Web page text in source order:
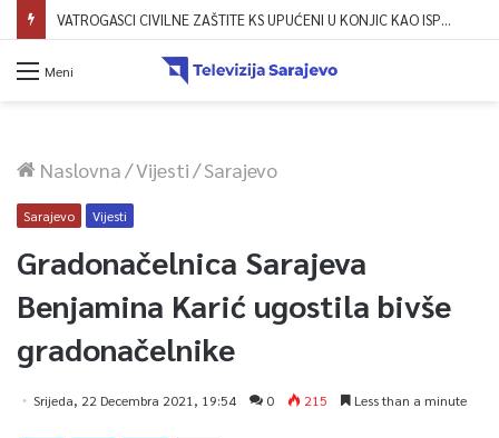
VATROGASCI CIVILNE ZAŠTITE KS UPUĆENI U KONJIC KAO ISPOMOĆ U GAŠENJU POŽARA
Meni
Naslovna/Vijesti/Sarajevo
Sarajevo Vijesti
Gradonačelnica Sarajeva
Benjamina Karić ugostila bivše
gradonačelnike
Srijeda, 22 Decembra 2021, 19:54 0 215 Less than a minute